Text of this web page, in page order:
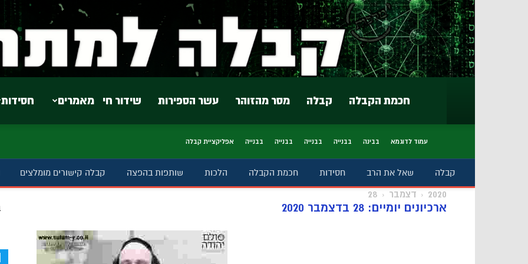
חסידות מאמרים שידור חי עשר הספירות מסר מהזוהר קבלה חכמת הקבלה
עמוד לדוגמא בבינה בבנייה בבנייה בבנייה בבנייה אפליקציית קבלה
קבלה שאל את הרב חסידות חכמת הקבלה הלכות שותפות בהפצה קבלה קישורים מומלצים
2020 דצמבר 28
ארכיונים יומיים: 28 בדצמבר 2020